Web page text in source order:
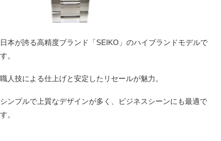
日本が誇る高精度ブランド「SEIKO」のハイブランドモデルで
す。
職人技による仕上げと安定したリセールが魅力。
シンプルで上質なデザインが多く、ビジネスシーンにも最適で
す。